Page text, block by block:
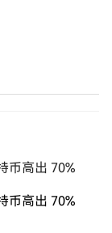
Hyperliquid的
HYPE可能被
看，这可能为
并重新走强，
币高出 70%
币高出 70%